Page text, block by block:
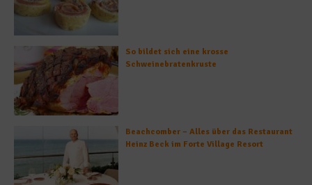
So bildet sich eine krosse
Schweinebratenkruste
Beachcomber – Alles über das Restaurant
Heinz Beck im Forte Village Resort